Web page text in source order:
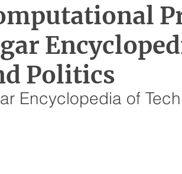
Politics
Encyclopedia of